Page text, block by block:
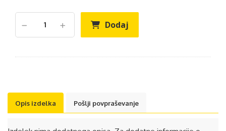
Dodaj
Opis izdelka Pošlji povpraševanje